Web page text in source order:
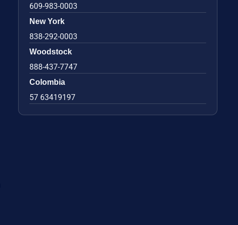
609-983-0003
New York
838-292-0003
Woodstock
888-437-7747
Colombia
57 63419197